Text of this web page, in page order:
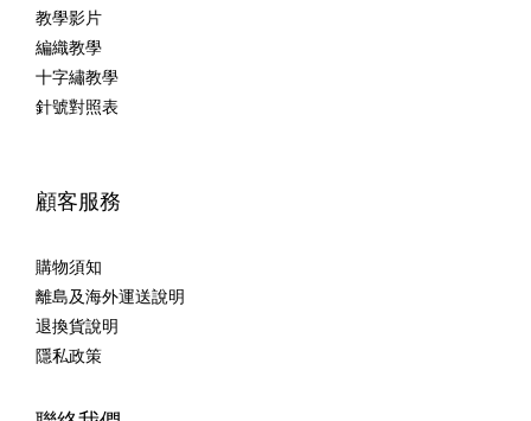
教學影片
編織教學
十字繡教學
針號對照表
顧客服務
購物須知
離島及海外運送說明
退換貨說明
隱私政策